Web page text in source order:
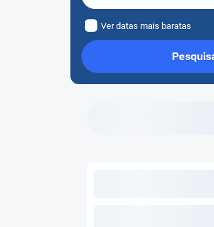
Ver datas mais baratas